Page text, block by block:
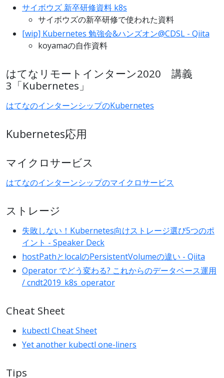
サイボウズ 新卒研修資料 k8s
サイボウズの新卒研修で使われた資料
[wip] Kubernetes 勉強会&ハンズオン@CDSL - Qiita
koyamaの自作資料
はてなリモートインターン2020 講義
3「Kubernetes」
はてなのインターンシップのKubernetes
Kubernetes応用
マイクロサービス
はてなのインターンシップのマイクロサービス
ストレージ
失敗しない！Kubernetes向けストレージ選び5つのポ
イント - Speaker Deck
hostPathとlocalのPersistentVolumeの違い - Qiita
Operator でどう変わる? これからのデータベース運用
/ cndt2019_k8s_operator
Cheat Sheet
kubectl Cheat Sheet
Yet another kubectl one-liners
Tips